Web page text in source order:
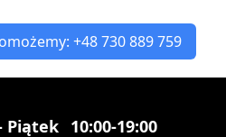
+48 730 889 759
Piątek 10:00-19:00